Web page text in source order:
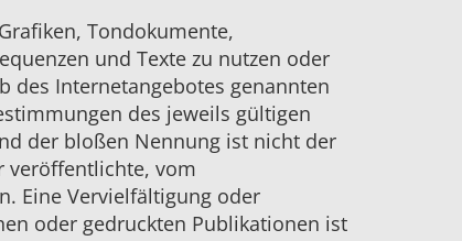
Tondokumente,
und Texte zu nutzen oder
des Internetangebotes genannten
des jeweils gültigen
der bloßen Nennung ist nicht der
veröffentlichte, vom
Eine Vervielfältigung oder
oder gedruckten Publikationen ist